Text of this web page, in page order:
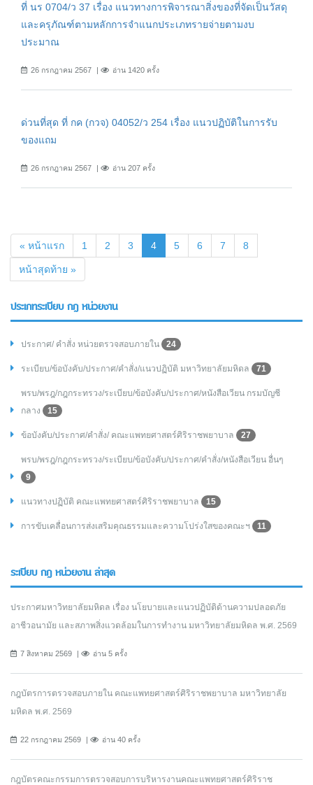
ที่ นร 0704/ว 37 เรื่อง แนวทางการพิจารณาสิ่งของที่จัดเป็นวัสดุ
และครุภัณฑ์ตามหลักการจำแนกประเภทรายจ่ายตามงบ
ประมาณ
26 กรกฎาคม 2567 อ่าน 1420 ครั้ง
ด่วนที่สุด ที่ กค (กวจ) 04052/ว 254 เรื่อง แนวปฏิบัติในการรับ
ของแถม
26 กรกฎาคม 2567 อ่าน 207 ครั้ง
« หน้าแรก 1 2 3 4(current)
5 6 7 8
หน้าสุดท้าย »
ประเภทระเบียบ กฎ หน่วยงาน
ประกาศ/ คำสั่ง หน่วยตรวจสอบภายใน 24
ระเบียบ/ข้อบังคับ/ประกาศ/คำสั่ง/แนวปฏิบัติ มหาวิทยาลัยมหิดล 71
พรบ/พรฎ/กฎกระทรวง/ระเบียบ/ข้อบังคับ/ประกาศ/หนังสือเวียน กรมบัญชี
กลาง
15
ข้อบังคับ/ประกาศ/คำสั่ง/ คณะแพทยศาสตร์ศิริราชพยาบาล 27
พรบ/พรฎ/กฎกระทรวง/ระเบียบ/ข้อบังคับ/ประกาศ/คำสั่ง/หนังสือเวียน อื่นๆ
9
แนวทางปฏิบัติ คณะแพทยศาสตร์ศิริราชพยาบาล 15
การขับเคลื่อนการส่งเสริมคุณธรรมและความโปร่งใสของคณะฯ 11
ระเบียบ กฎ หน่วยงาน ล่าสุด
ประกาศมหาวิทยาลัยมหิดล เรื่อง นโยบายและแนวปฏิบัติด้านความปลอดภัย
อาชีวอนามัย และสภาพสิ่งแวดล้อมในการทำงาน มหาวิทยาลัยมหิดล พ.ศ. 2569
7 สิงหาคม 2569 อ่าน 5 ครั้ง
กฎบัตรการตรวจสอบภายใน คณะแพทยศาสตร์ศิริราชพยาบาล มหาวิทยาลัย
มหิดล พ.ศ. 2569
22 กรกฎาคม 2569 อ่าน 40 ครั้ง
กฎบัตรคณะกรรมการตรวจสอบการบริหารงานคณะแพทยศาสตร์ศิริราช